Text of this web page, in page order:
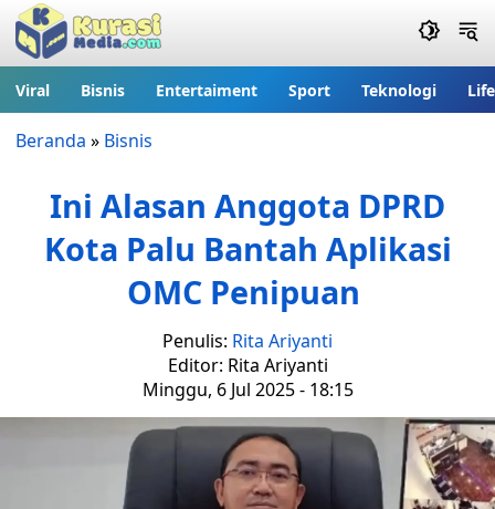
Viral Bisnis Entertaiment Sport Teknologi
Beranda » Bisnis
Ini Alasan Anggota DPRD
Kota Palu Bantah Aplikasi
OMC Penipuan
Penulis: Rita Ariyanti
Editor: Rita Ariyanti
Minggu, 6 Jul 2025 - 18:15